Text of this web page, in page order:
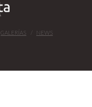
GALERÍAS NEWS